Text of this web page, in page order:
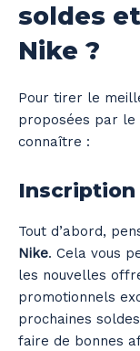
soldes
Nike ?
Pour tirer le
proposées par le
connaître :
Tout d’abord,
Nike. Cela vous
les nouvelles
promotionnels
prochaines
faire de bonnes